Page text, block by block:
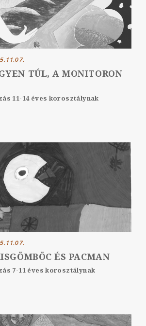
TÚL, A MONITORON
11-14 éves korosztálynak
ÉS PACMAN
7-11 éves korosztálynak